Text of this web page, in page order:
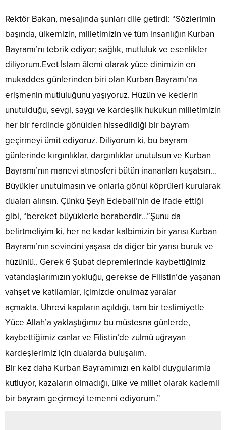
Rektör Bakan, mesajında şunları dile getirdi: “Sözlerimin
başında, ülkemizin, milletimizin ve tüm insanlığın Kurban
Bayramı’nı tebrik ediyor; sağlık, mutluluk ve esenlikler
diliyorum.Evet İslam âlemi olarak yüce dinimizin en
mukaddes günlerinden biri olan Kurban Bayramı’na
erişmenin mutluluğunu yaşıyoruz. Hüzün ve kederin
unutulduğu, sevgi, saygı ve kardeşlik hukukun milletimizin
her bir ferdinde gönülden hissedildiği bir bayram
geçirmeyi ümit ediyoruz. Diliyorum ki, bu bayram
günlerinde kırgınlıklar, dargınlıklar unutulsun ve Kurban
Bayramı’nın manevi atmosferi bütün inananları kuşatsın…
Büyükler unutulmasın ve onlarla gönül köprüleri kurularak
duaları alınsın. Çünkü Şeyh Edebali’nin de ifade ettiği
gibi, “bereket büyüklerle beraberdir…”Şunu da
belirtmeliyim ki, her ne kadar kalbimizin bir yarısı Kurban
Bayramı’nın sevincini yaşasa da diğer bir yarısı buruk ve
hüzünlü.. Gerek 6 Şubat depremlerinde kaybettiğimiz
vatandaşlarımızın yokluğu, gerekse de Filistin’de yaşanan
vahşet ve katliamlar, içimizde onulmaz yaralar
açmakta. Uhrevi kapıların açıldığı, tam bir teslimiyetle
Yüce Allah’a yaklaştığımız bu müstesna günlerde,
kaybettiğimiz canlar ve Filistin’de zulmü uğrayan
kardeşlerimiz için dualarda buluşalım.
Bir kez daha Kurban Bayramımızı en kalbi duygularımla
kutluyor, kazaların olmadığı, ülke ve millet olarak kademli
bir bayram geçirmeyi temenni ediyorum.”